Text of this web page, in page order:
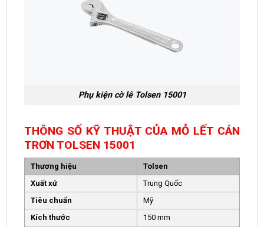
Phụ kiện cờ lê Tolsen 15001
THÔNG SỐ KỸ THUẬT CỦA MỎ LẾT CÁN
TRƠN TOLSEN 15001
Thương hiệu
Tolsen
Xuất xứ
Trung Quốc
Tiêu chuẩn
Mỹ
Kích thước
150 mm